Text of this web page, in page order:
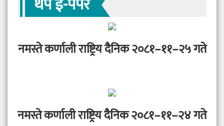
नमस्ते कर्णाली राष्ट्रिय दैनिक २०८१–११–२५ गते
नमस्ते कर्णाली राष्ट्रिय दैनिक २०८१–११–२४ गते